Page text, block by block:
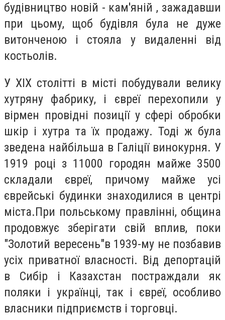
будівництво новій - кам'яній , зажадавши
при цьому, щоб будівля була не дуже
витонченою і стояла у видаленні від
костьолів.
У XIX столітті в місті побудували велику
хутряну фабрику, і євреї перехопили у
вірмен провідні позиції у сфері обробки
шкір і хутра та їх продажу. Тоді ж була
зведена найбільша в Галіції винокурня. У
1919 році з 11000 городян майже 3500
складали євреї, причому майже усі
єврейські будинки знаходилися в центрі
міста.При польському правлінні, община
продовжує зберігати свій вплив, поки
"Золотий вересень"в 1939-му не позбавив
усіх приватної власності. Від депортацій
в Сибір і Казахстан постраждали як
поляки і українці, так і євреї, особливо
власники підприємств і торговці.